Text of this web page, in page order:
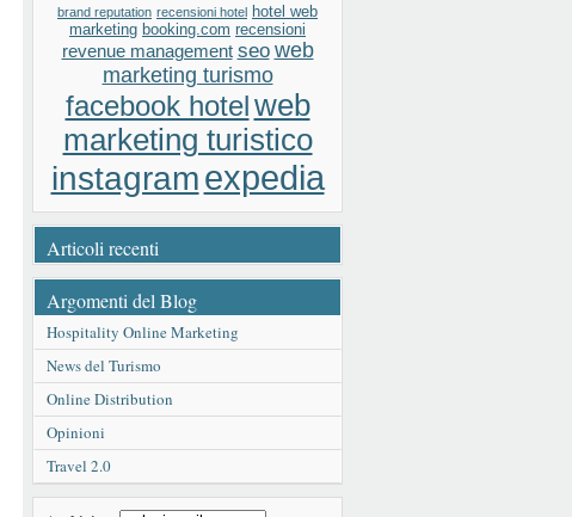
brand reputation recensioni hotel hotel web
marketing booking.com recensioni
revenue management seo web
marketing turismo
facebook hotelweb
marketing turistico
instagramexpedia
Articoli recenti
Argomenti del Blog
Hospitality Online Marketing
News del Turismo
Online Distribution
Opinioni
Travel 2.0